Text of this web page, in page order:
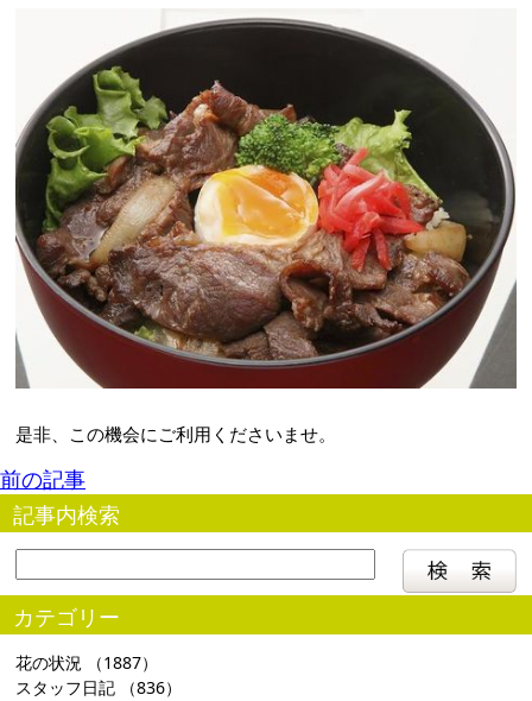
是非、この機会にご利用くださいませ。
前の記事
記事内検索
カテゴリー
花の状況 （1887）
スタッフ日記 （836）